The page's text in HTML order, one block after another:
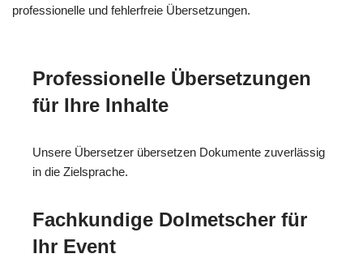
professionelle und fehlerfreie Übersetzungen.
Professionelle Übersetzungen
für Ihre Inhalte
Unsere Übersetzer übersetzen Dokumente zuverlässig
in die Zielsprache.
Fachkundige Dolmetscher für
Ihr Event